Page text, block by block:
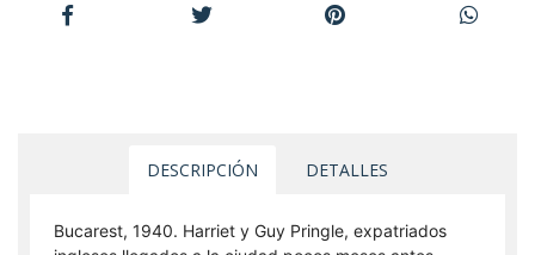
DESCRIPCIÓN DETALLES
Bucarest, 1940. Harriet y Guy Pringle, expatriados